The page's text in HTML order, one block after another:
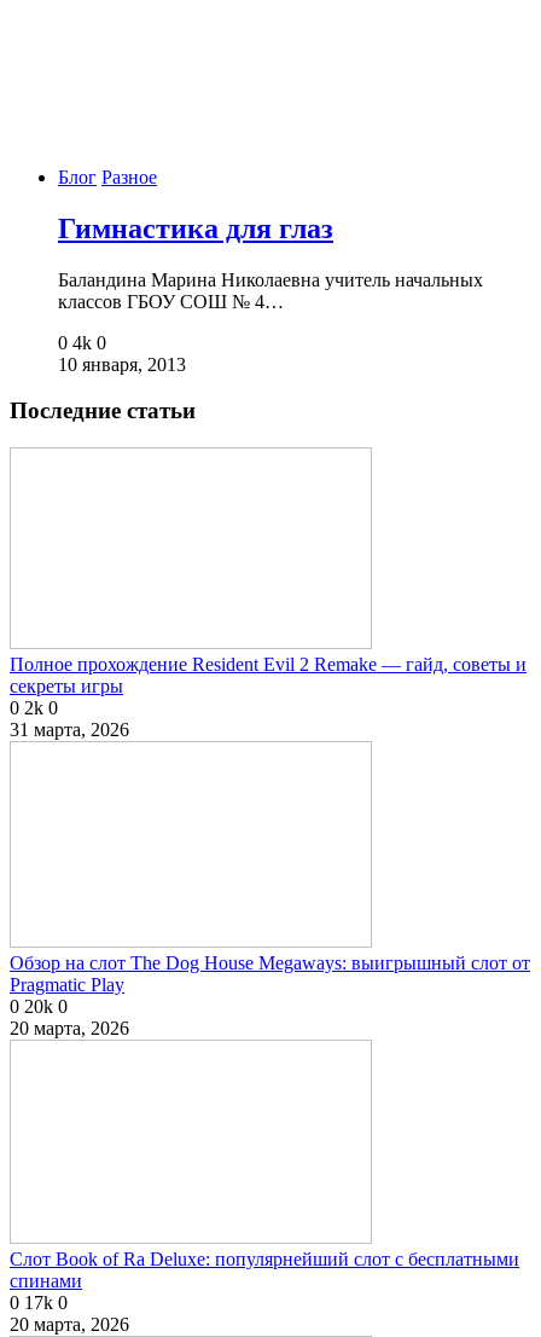
Блог Разное
Гимнастика для глаз
Баландина Марина Николаевна учитель начальных
классов ГБОУ СОШ № 4…
0 4k 0
10 января, 2013
Последние статьи
Полное прохождение Resident Evil 2 Remake — гайд, советы и
секреты игры
0 2k 0
31 марта, 2026
Обзор на слот The Dog House Megaways: выигрышный слот от
Pragmatic Play
0 20k 0
20 марта, 2026
Слот Book of Ra Deluxe: популярнейший слот с бесплатными
спинами
0 17k 0
20 марта, 2026